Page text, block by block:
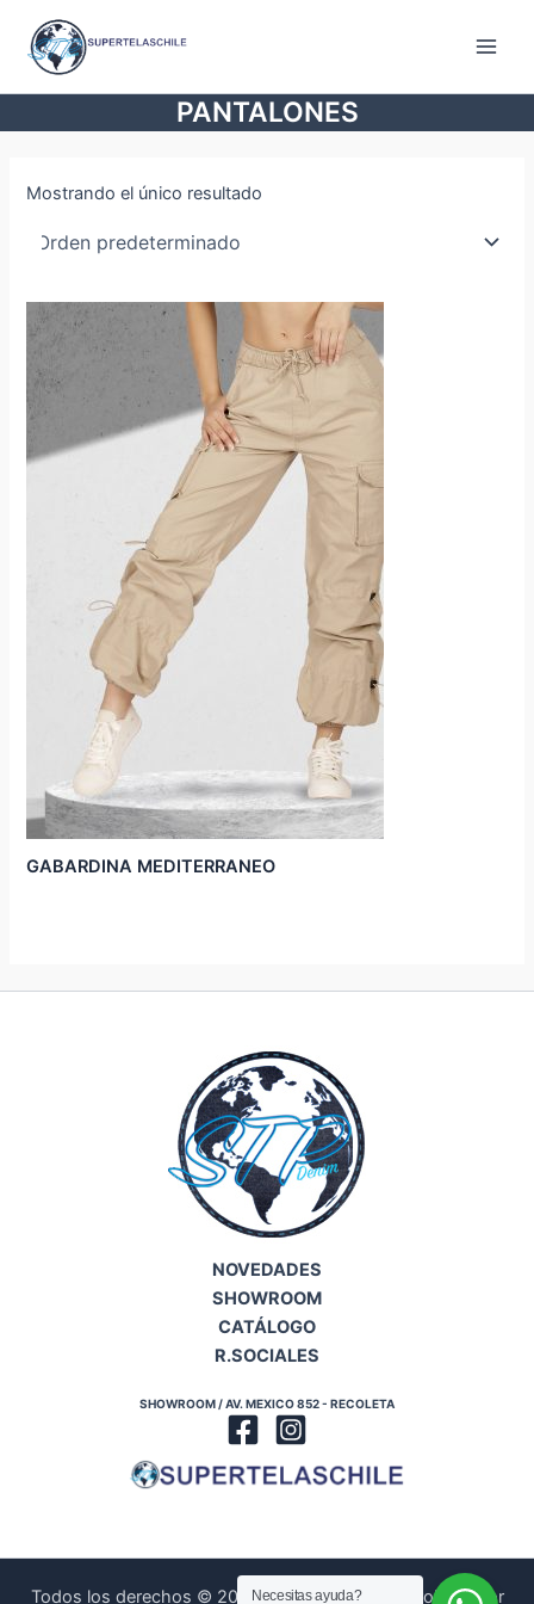
contenido
PANTALONES
Mostrando el único resultado
GABARDINA MEDITERRANEO
NOVEDADES
SHOWROOM
CATÁLOGO
R.SOCIALES
SHOWROOM / AV. MEXICO 852 - RECOLETA
Todos los derechos © 2026 | Diseñado y Desarrollado por
Necesitas ayuda?